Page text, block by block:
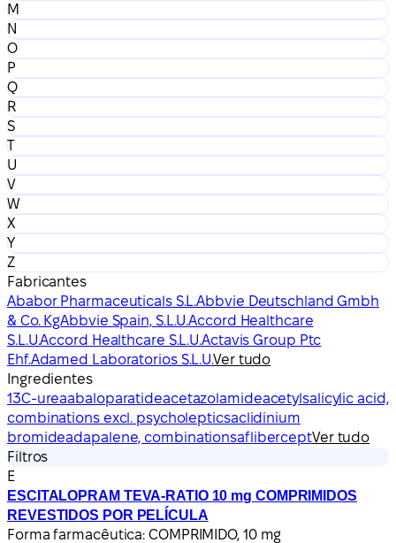
M
N
O
P
Q
R
S
T
U
V
W
X
Y
Z
Fabricantes
Ababor Pharmaceuticals S.L.Abbvie Deutschland Gmbh
& Co. KgAbbvie Spain, S.L.U.Accord Healthcare
S.L.U.Accord Healthcare S.L.U.Actavis Group Ptc
Ehf.Adamed Laboratorios S.L.U.Ver tudo
Ingredientes
13C-ureaabaloparatideacetazolamideacetylsalicylic acid,
combinations excl. psycholepticsaclidinium
bromideadapalene, combinationsafliberceptVer tudo
Filtros
E
ESCITALOPRAM TEVA-RATIO 10 mg COMPRIMIDOS
REVESTIDOS POR PELÍCULA
Forma farmacêutica: COMPRIMIDO, 10 mg